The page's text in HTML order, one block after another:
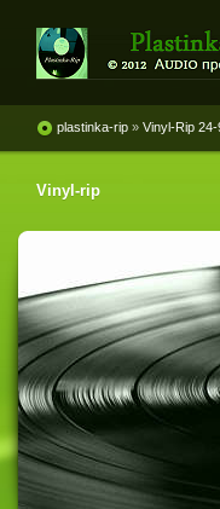
винила и
plastinka-rip » Vinyl-Rip 24-
Vinyl-rip